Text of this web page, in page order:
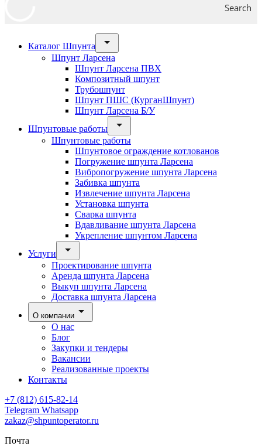
Search
Каталог Шпунта
Шпунт Ларсена
Шпунт Ларсена ПВХ
Композитный шпунт
Трубошпунт
Шпунт ПШС (КурганШпунт)
Шпунт Ларсена Б/У
Шпунтовые работы
Шпунтовые работы
Шпунтовое ограждение котлованов
Погружение шпунта Ларсена
Вибропогружение шпунта Ларсена
Забивка шпунта
Извлечение шпунта Ларсена
Установка шпунта
Сварка шпунта
Вдавливание шпунта Ларсена
Укрепление шпунтом Ларсена
Услуги
Проектирование шпунта
Аренда шпунта Ларсена
Выкуп шпунта Ларсена
Доставка шпунта Ларсена
О компании
О нас
Блог
Закупки и тендеры
Вакансии
Реализованные проекты
Контакты
+7 (812) 615-82-14
Telegram Whatsapp
zakaz@shpuntoperator.ru
Почта